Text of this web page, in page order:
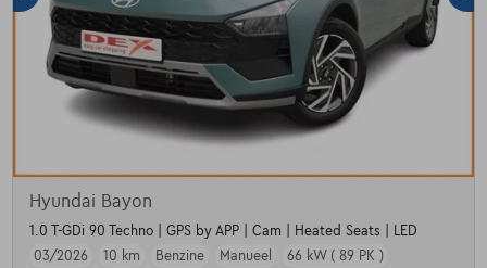
Hyundai Bayon
1.0 T-GDi 90 Techno | GPS by APP | Cam | Heated Seats | LED
03/2026
10 km Benzine Manueel 66 kW ( 89 PK )